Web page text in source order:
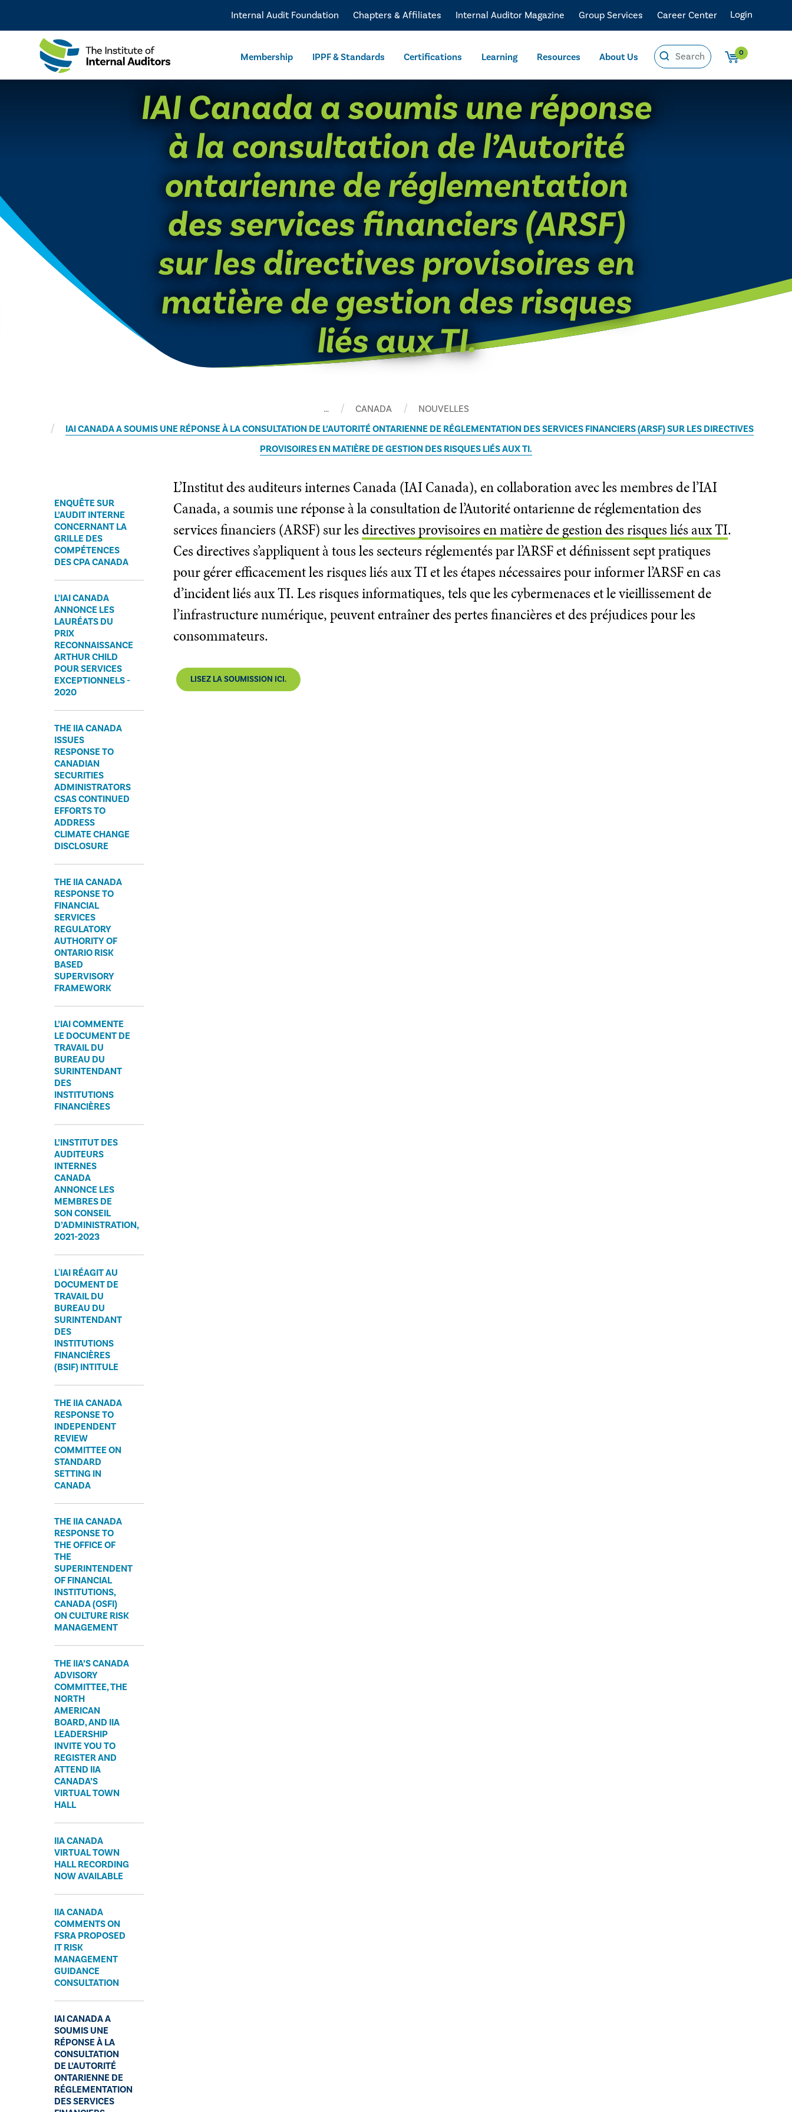
Membership IPPF & Standards Certifications Learning Resources About Us 0
Internal Audit Foundation Chapters & Affiliates Internal Auditor Magazine Group Services Career Center Login
IAI Canada a soumis une réponse
à la consultation de l’Autorité
ontarienne de réglementation
des services financiers (ARSF)
sur les directives provisoires en
matière de gestion des risques
liés aux TI.
… CANADA
NOUVELLES
IAI CANADA A SOUMIS UNE RÉPONSE À LA CONSULTATION DE L’AUTORITÉ ONTARIENNE DE RÉGLEMENTATION DES SERVICES FINANCIERS (ARSF) SUR LES DIRECTIVES
PROVISOIRES EN MATIÈRE DE GESTION DES RISQUES LIÉS AUX TI.
ENQUÊTE SUR
L’AUDIT INTERNE
CONCERNANT LA
GRILLE DES
COMPÉTENCES
DES CPA CANADA
L’IAI CANADA
ANNONCE LES
LAURÉATS DU
PRIX
RECONNAISSANCE
ARTHUR CHILD
POUR SERVICES
EXCEPTIONNELS -
2020
​THE IIA CANADA
ISSUES
RESPONSE TO
CANADIAN
SECURITIES
ADMINISTRATORS
CSAS CONTINUED
EFFORTS TO
ADDRESS
CLIMATE CHANGE
DISCLOSURE
THE IIA CANADA
RESPONSE TO
FINANCIAL
SERVICES
REGULATORY
AUTHORITY OF
ONTARIO RISK
BASED
SUPERVISORY
FRAMEWORK
L’IAI COMMENTE
LE DOCUMENT DE
TRAVAIL DU
BUREAU DU
SURINTENDANT
DES
INSTITUTIONS
FINANCIÈRES
L’INSTITUT DES
AUDITEURS
INTERNES
CANADA
ANNONCE LES
MEMBRES DE
SON CONSEIL
D’ADMINISTRATION,
2021-2023
L'IAI RÉAGIT AU
DOCUMENT DE
TRAVAIL DU
BUREAU DU
SURINTENDANT
DES
INSTITUTIONS
FINANCIÈRES
(BSIF) INTITULE
THE IIA CANADA
RESPONSE TO
INDEPENDENT
REVIEW
COMMITTEE ON
STANDARD
SETTING IN
CANADA
THE IIA CANADA
RESPONSE TO
THE OFFICE OF
THE
SUPERINTENDENT
OF FINANCIAL
INSTITUTIONS,
CANADA (OSFI)
ON CULTURE RISK
MANAGEMENT
THE IIA’S CANADA
ADVISORY
COMMITTEE, THE
NORTH
AMERICAN
BOARD, AND IIA
LEADERSHIP
INVITE YOU TO
REGISTER AND
ATTEND IIA
CANADA’S
VIRTUAL TOWN
HALL
IIA CANADA
VIRTUAL TOWN
HALL RECORDING
NOW AVAILABLE
IIA CANADA
COMMENTS ON
FSRA PROPOSED
IT RISK
MANAGEMENT
GUIDANCE
CONSULTATION
IAI CANADA A
SOUMIS UNE
RÉPONSE À LA
CONSULTATION
DE L’AUTORITÉ
ONTARIENNE DE
RÉGLEMENTATION
DES SERVICES
L’Institut des auditeurs internes Canada (IAI Canada), en collaboration avec les membres de l’IAI
Canada, a soumis une réponse à la consultation de l’Autorité ontarienne de réglementation des
services financiers (ARSF) sur lesdirectives provisoires en matière de gestion des risques liés aux TI.
Ces directives s’appliquent à tous les secteurs réglementés par l’ARSF et définissent sept pratiques
pour gérer efficacement les risques liés aux TI et les étapes nécessaires pour informer l’ARSF en cas
d’incident liés aux TI. Les risques informatiques, tels que les cybermenaces et le vieillissement de
l’infrastructure numérique, peuvent entraîner des pertes financières et des préjudices pour les
consommateurs.
LISEZ LA SOUMISSION ICI.